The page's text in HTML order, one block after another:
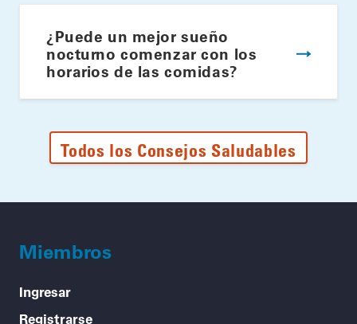
¿Puede un mejor sueño
nocturno comenzar con los
horarios de las comidas?
Todos los Consejos Saludables
Miembros
Ingresar
Registrarse